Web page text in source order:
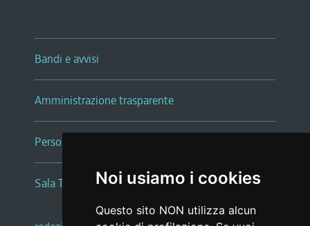
Noi usiamo i cookies
Questo sito NON utilizza alcun
Bandi e avvisi
Amministrazione trasparente
Persone e Uffici
Sala Tiziano Tessitori